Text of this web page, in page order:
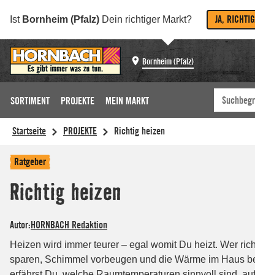
Ist Bornheim (Pfalz) Dein richtiger Markt? JA, RICHTIG
Bornheim (Pfalz)
SORTIMENT PROJEKTE MEIN MARKT